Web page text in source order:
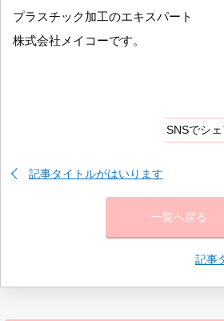
プラスチック加工のエキスパート
株式会社メイコーです。
SNSでシ
記事タイトルがはいります
一覧へ戻る
記事